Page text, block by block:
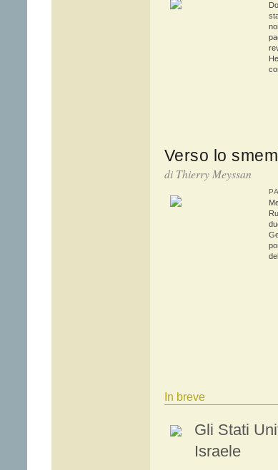
Verso lo
di Thierry Meyssan
In breve
Gli Stati
Israele